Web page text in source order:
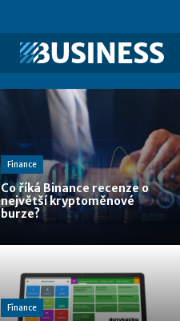
Finance
Co říká Binance recenze o
největší kryptoměnové
burze?
Finance